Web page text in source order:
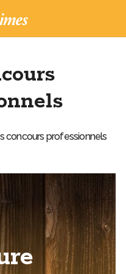
concours professionnels